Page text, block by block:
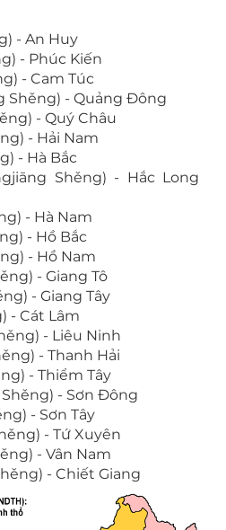
- An Huy
- Phúc Kiến
- Cam Túc
Shěng) - Quảng Đông
- Quý Châu
- Hải Nam
- Hà Bắc
Shěng) - Hắc Long
- Hà Nam
- Hồ Bắc
- Hồ Nam
- Giang Tô
- Giang Tây
- Cát Lâm
- Liêu Ninh
- Thanh Hải
- Thiểm Tây
Shěng) - Sơn Đông
- Sơn Tây
- Tứ Xuyên
- Vân Nam
- Chiết Giang